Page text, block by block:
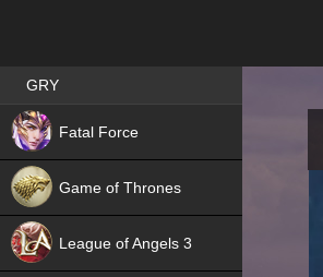
Best RPG games in Poland
GRY
Fatal Force
Game of Thrones
League of Angels 3